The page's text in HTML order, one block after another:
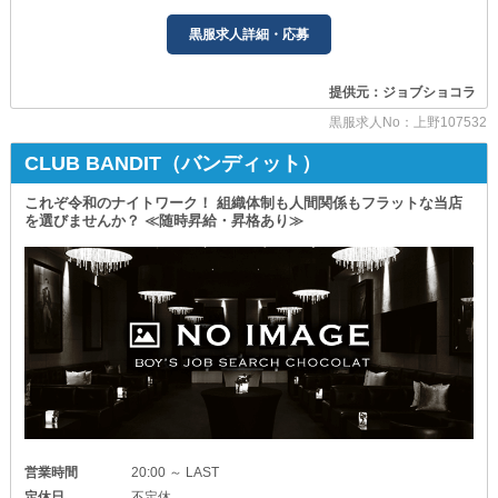
ぜひあなたも、当社で活躍しながら
あなた史上最高の収入を叶えませんか？
￣￣￣￣￣￣￣￣￣￣￣￣￣
万が一への備えも
手抜きいたしません。
【独立支援制度】あり
現場経験を積みながら
そのため
「将来は自分のお店を持ちたい」
という方もぜひお越しください◎
【大型連休】あり
夏季休暇・冬期休暇・海外旅行連休などの
長期休暇がある体制です！
新しいお仕事と新居が
一気に手に入る当社。
非常にオススメします◎
「稼げる環境で働きたい！」
もちろん
「一回経験してみたかった」でもOK！
イチから丁寧にレクチャーします！
着実に成長できる環境です。
最高の給与と待遇でお迎えするので
ぜひ一緒にお店を盛り上げましょう！
・～・～・～・～・～・～・～・～・～・～・
《カフェ＆バー 小悪魔ガールズ》
・～・～・～・～・～・～・～・～・～・～・
～未経験でもいきなり高収入！～
‾‾‾‾‾‾‾‾‾‾‾‾‾‾‾‾‾‾‾‾‾‾‾‾‾‾‾‾‾‾‾‾‾‾‾‾‾
黒服求人詳細・応募
提供元：ジョブショコラ
黒服求人No：上野107532
CLUB BANDIT（バンディット）
これぞ令和のナイトワーク！ 組織体制も人間関係もフラットな当店
を選びませんか？ ≪随時昇給・昇格あり≫
営業時間
20:00 ～ LAST